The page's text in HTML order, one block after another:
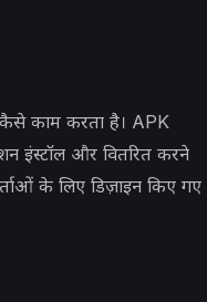
काम करता है। APK
इंस्टॉल और वितरित करने
के लिए डिज़ाइन किए गए